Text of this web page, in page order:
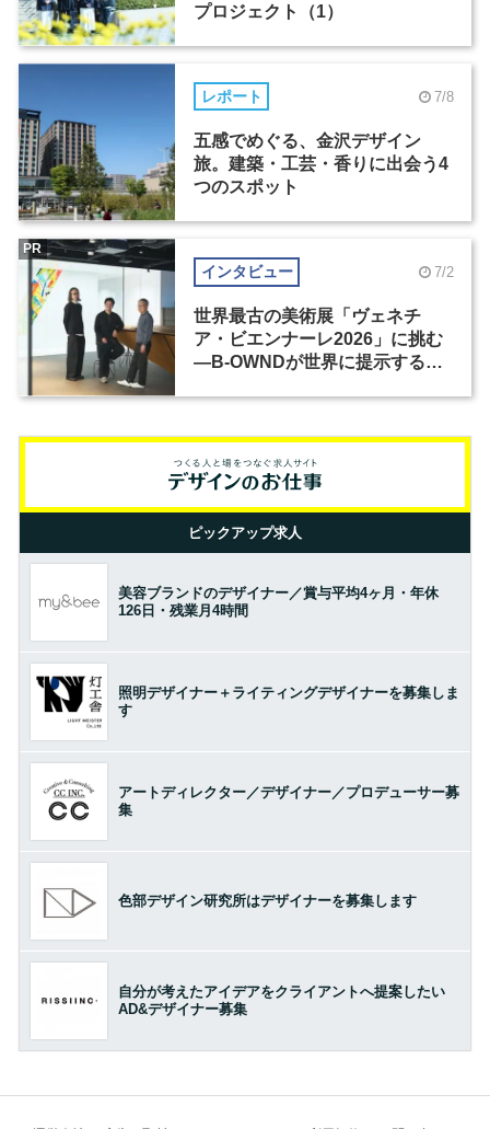
プロジェクト（1）
レポート 7/8
五感でめぐる、金沢デザイン
旅。建築・工芸・香りに出会う4
つのスポット
インタビュー 7/2
世界最古の美術展「ヴェネチ
ア・ビエンナーレ2026」に挑む
―B-OWNDが世界に提示する美
PR
ピックアップ求人
美容ブランドのデザイナー／賞与平均4ヶ月・年休
126日・残業月4時間
照明デザイナー＋ライティングデザイナーを募集しま
す
アートディレクター／デザイナー／プロデューサー募
集
色部デザイン研究所はデザイナーを募集します
自分が考えたアイデアをクライアントへ提案したい
AD&デザイナー募集